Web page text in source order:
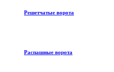
Решетчатые ворота
Распашные ворота